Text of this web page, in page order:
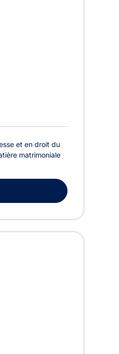
et en droit du
matrimoniale